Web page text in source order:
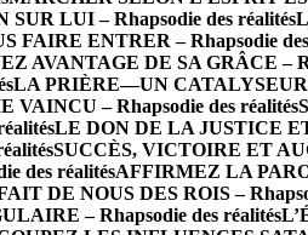
LUI – Rhapsodie des réalités
FAIRE ENTRER – Rhapsodie
AVANTAGE DE SA GRÂCE –
LA PRIÈRE—UN CATALYSEUR
VAINCU – Rhapsodie des réalités
LE DON DE LA JUSTICE
SUCCÈS, VICTOIRE ET
des réalitésAFFIRMEZ LA
DE NOUS DES ROIS –
– Rhapsodie des réalités